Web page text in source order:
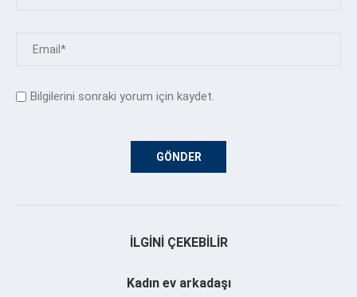
Bilgilerini sonraki yorum için kaydet.
İLGINI ÇEKEBILIR
Kadın ev arkadaşı